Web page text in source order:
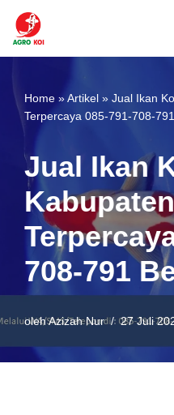
Lompat
Home »Artikel » Jual Ikan
Terpercaya 085-791-708-
Jual Ikan
708-791
olehAzizah Nur 27 Juli